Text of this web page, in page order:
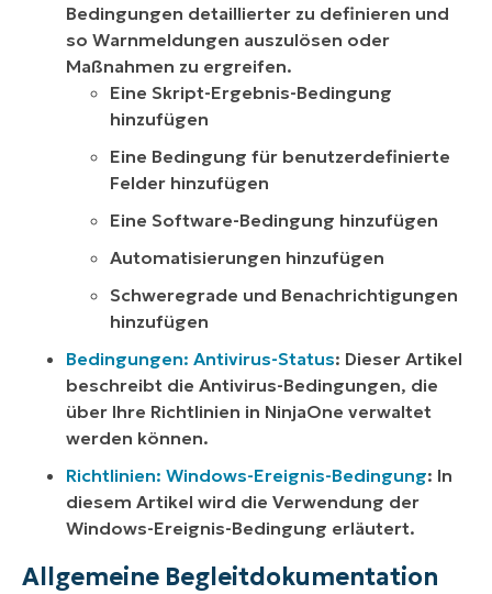
Bedingungen detaillierter zu definieren und
so Warnmeldungen auszulösen oder
Maßnahmen zu ergreifen.
Eine Skript-Ergebnis-Bedingung
hinzufügen
Eine Bedingung für benutzerdefinierte
Felder hinzufügen
Eine Software-Bedingung hinzufügen
Automatisierungen hinzufügen
Schweregrade und Benachrichtigungen
hinzufügen
Bedingungen: Antivirus-Status: Dieser Artikel
beschreibt die Antivirus-Bedingungen, die
über Ihre Richtlinien in NinjaOne verwaltet
werden können.
Richtlinien: Windows-Ereignis-Bedingung: In
diesem Artikel wird die Verwendung der
Windows-Ereignis-Bedingung erläutert.
Allgemeine Begleitdokumentation